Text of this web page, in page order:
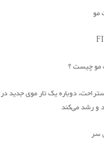
مو
مو چیست ؟
دوباره یک تار موی جدید در
و رشد می‌کند
سر